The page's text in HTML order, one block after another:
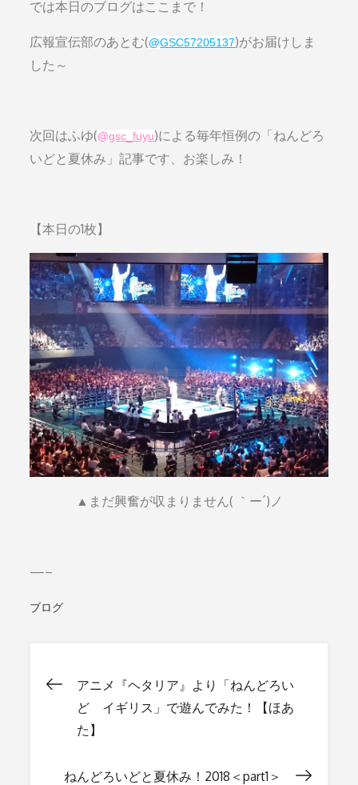
では本日のブログはここまで！
広報宣伝部のあとむ(@GSC57205137)がお届けしま
した～
次回はふゆ(@gsc_fuyu)による毎年恒例の「ねんどろ
いどと夏休み」記事です、お楽しみ！
【本日の1枚】
▲まだ興奮が収まりません( ｀ー´)ノ
—–
ブログ
投
稿
アニメ『ヘタリア』より「ねんどろい
ど イギリス」で遊んでみた！【ほあ
た】
ねんどろいどと夏休み！2018＜part1＞